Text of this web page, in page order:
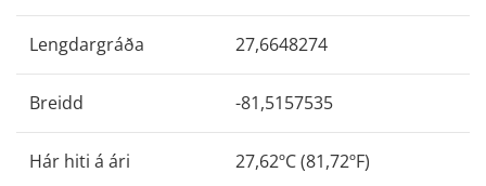
Lengdargráða 27,6648274
Breidd -81,5157535
Hár hiti á ári 27,62ºC (81,72ºF)